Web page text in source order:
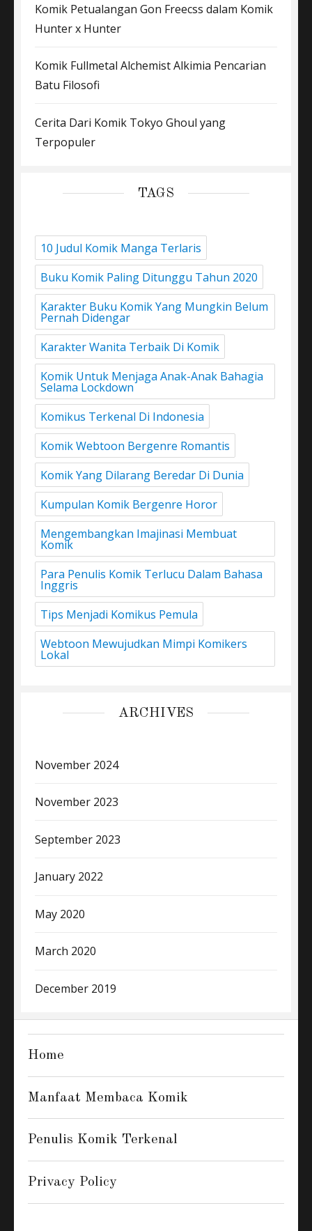
Komik Petualangan Gon Freecss dalam Komik
Hunter x Hunter
Komik Fullmetal Alchemist Alkimia Pencarian
Batu Filosofi
Cerita Dari Komik Tokyo Ghoul yang
Terpopuler
TAGS
10 Judul Komik Manga Terlaris
Buku Komik Paling Ditunggu Tahun 2020
Karakter Buku Komik Yang Mungkin Belum
Pernah Didengar
Karakter Wanita Terbaik Di Komik
Komik Untuk Menjaga Anak-Anak Bahagia
Selama Lockdown
Komikus Terkenal Di Indonesia
Komik Webtoon Bergenre Romantis
Komik Yang Dilarang Beredar Di Dunia
Kumpulan Komik Bergenre Horor
Mengembangkan Imajinasi Membuat
Komik
Para Penulis Komik Terlucu Dalam Bahasa
Inggris
Tips Menjadi Komikus Pemula
Webtoon Mewujudkan Mimpi Komikers
Lokal
ARCHIVES
November 2024
November 2023
September 2023
January 2022
May 2020
March 2020
December 2019
Home
Manfaat Membaca Komik
Penulis Komik Terkenal
Privacy Policy